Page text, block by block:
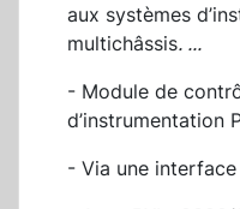
aux systèmes
multichâssis. ...
- Module de
d’instrumentation
- Via une interface